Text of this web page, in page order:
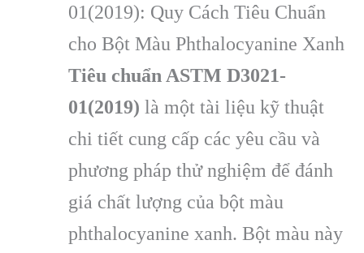
01(2019): Quy Cách Tiêu Chuẩn
cho Bột Màu Phthalocyanine Xanh
Tiêu chuẩn ASTM D3021-
01(2019) là một tài liệu kỹ thuật
chi tiết cung cấp các yêu cầu và
phương pháp thử nghiệm để đánh
giá chất lượng của bột màu
phthalocyanine xanh. Bột màu này